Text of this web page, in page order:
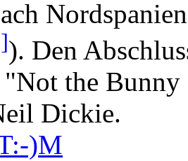
). Den
the Bunny
Dickie.
)M